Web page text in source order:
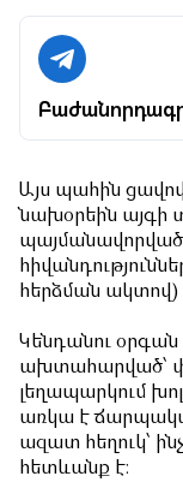
Այս պահին
նախօրեին այգի
պայմանավորված
հերձման ակտով)
Կենդանու օրգան
ախտահարված՝
լեղապարկում
առկա է
ազատ հեղուկ՝
հետևանք է։